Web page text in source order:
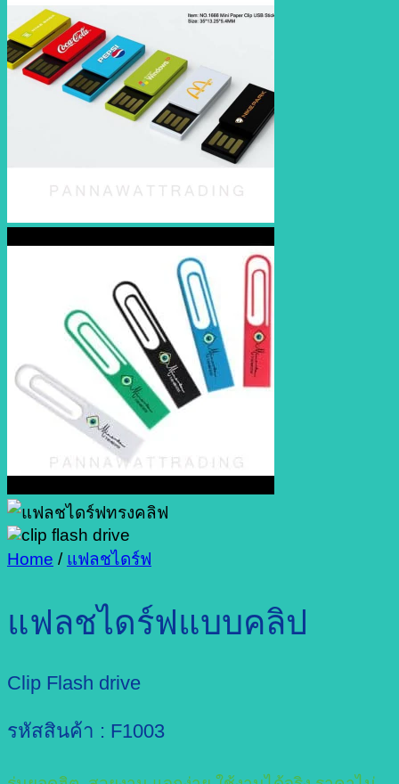
Home / แฟลชไดร์ฟ
แฟลชไดร์ฟแบบคลิป
Clip Flash drive
รหัสสินค้า : F1003